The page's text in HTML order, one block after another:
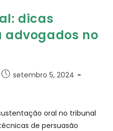
dicas
advogados no
setembro 5, 2024
oral no tribunal
de persuasão